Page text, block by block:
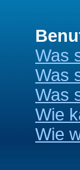
Was
Was
Was
Wie
Wie